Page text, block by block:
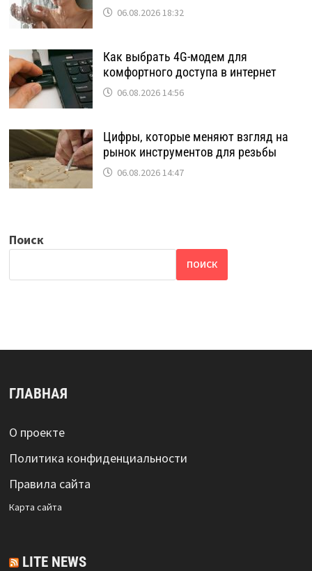
06.08.2026 18:32
Как выбрать 4G-модем для
комфортного доступа в интернет
06.08.2026 14:56
Цифры, которые меняют взгляд на
рынок инструментов для резьбы
06.08.2026 14:47
Поиск
ПОИСК
ГЛАВНАЯ
О проекте
Политика конфиденциальности
Правила сайта
Карта сайта
LITE NEWS